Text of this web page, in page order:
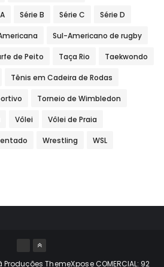
Série B Série C Série D
Sul-Americano de rugby
de Peito Taça Rio Taekwondo
Tênis em Cadeira de Rodas
Torneio de Wimbledon
Vôlei Vôlei de Praia
Wrestling WSL
Produções ThemeXposeCOMERCIAL: 92